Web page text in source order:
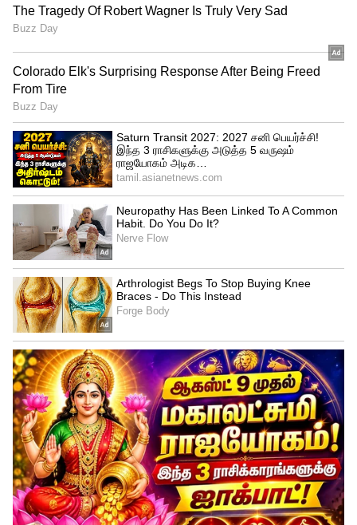
ஆஸ்திரேலிய அணி இந்தியாவில்
சுற்றுப்பயணம் செய்து ஆடிவரும்
நிலையில், டி20 உலக கோப்பை குறித்து
பேசியுள்ள முன்னாள் வீரர் சபா கரிம்,
ஆஸ்திரேலிய அணி வலுவான அணியாக
திகழ்கிறது. அவர்கள் கோப்பையை வெல்ல
வாய்ப்பு அதிகம். டி20 உலக கோப்பை
ஆஸ்திரேலியாவில் நடப்பதும், உலக
கோப்பை மாதிரியான பெரிய தொடர்களை
வெல்லும் உத்திகளை
அறிந்துவைத்திருப்பதும் ஆஸ்திரேலிய
அணி கோப்பையை வெல்லும் வாய்ப்பை
அதிகப்படுத்துகிறது.
இதையும் படிங்க -IND vs AUS: 2வது டி20
போட்டிக்கான இந்திய அணியில் ஒரு
அதிரடி மாற்றம்..! உத்தேச ஆடும் லெவன்
ஆஸ்திரேலிய மைதாங்கள் மிகப்பெரியவை.
அங்கு ஸ்கோர் செய்ய பவர் ஹிட்டர்கள்